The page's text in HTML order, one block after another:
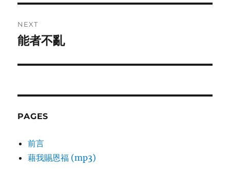
NEXT
Next
能者不亂
PAGES
前言
藉我賜恩福 (mp3)